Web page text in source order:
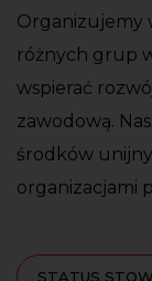
Organizujemy
różnych grup
wspierać
zawodową.
środków
organizacjami
STATUS